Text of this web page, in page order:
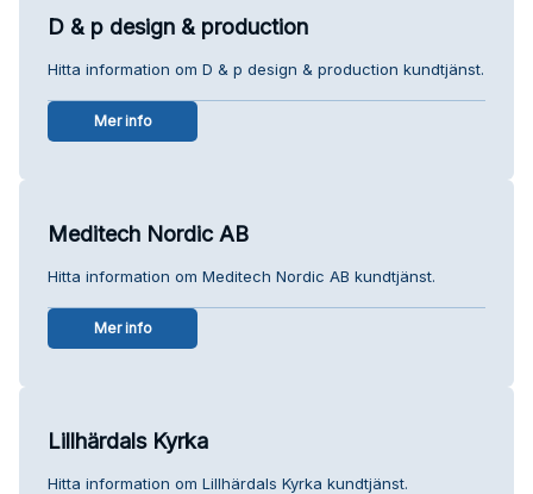
D & p design & production
Hitta information om D & p design & production kundtjänst.
Mer info
Meditech Nordic AB
Hitta information om Meditech Nordic AB kundtjänst.
Mer info
Lillhärdals Kyrka
Hitta information om Lillhärdals Kyrka kundtjänst.